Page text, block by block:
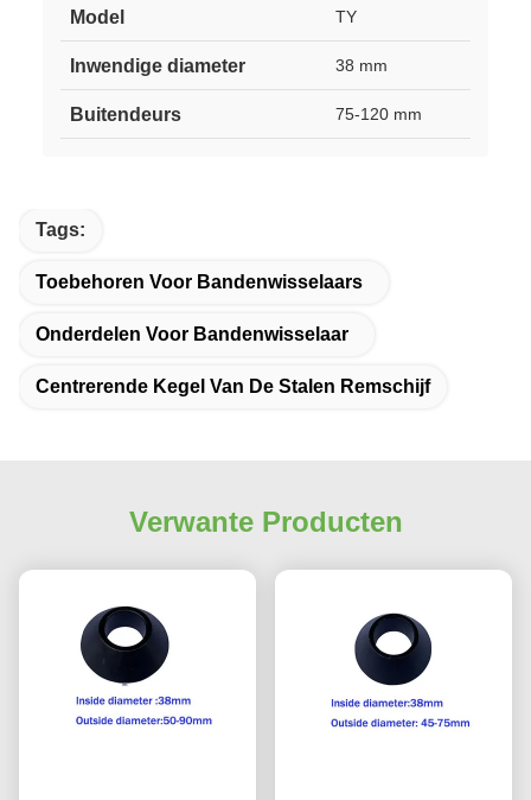
Model TY
Inwendige diameter 38 mm
Buitendeurs 75-120 mm
Tags:
Toebehoren Voor Bandenwisselaars
Onderdelen Voor Bandenwisselaar
Centrerende Kegel Van De Stalen Remschijf
Verwante Producten